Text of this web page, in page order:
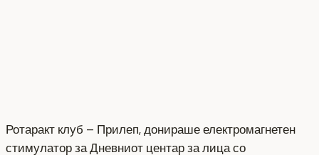
Ротаракт клуб – Прилеп, донираше електромагнетен
стимулатор за Дневниот центар за лица со